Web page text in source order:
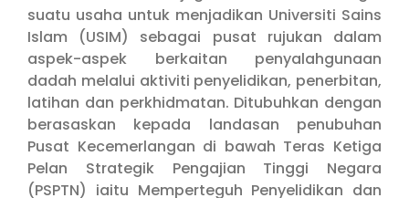
suatu usaha untuk menjadikan Universiti Sains
Islam (USIM) sebagai pusat rujukan dalam
aspek-aspek berkaitan penyalahgunaan
dadah melalui aktiviti penyelidikan, penerbitan,
latihan dan perkhidmatan. Ditubuhkan dengan
berasaskan kepada landasan penubuhan
Pusat Kecemerlangan di bawah Teras Ketiga
Pelan Strategik Pengajian Tinggi Negara
(PSPTN) iaitu Memperteguh Penyelidikan dan